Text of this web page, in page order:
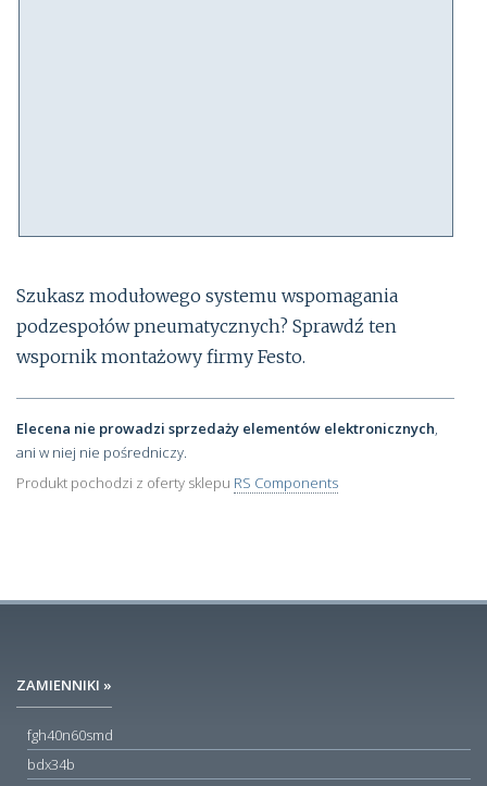
Szukasz modułowego systemu wspomagania
podzespołów pneumatycznych? Sprawdź ten
wspornik montażowy firmy Festo.
Elecena nie prowadzi sprzedaży elementów elektronicznych,
ani w niej nie pośredniczy.
Produkt pochodzi z oferty sklepu RS Components
ZAMIENNIKI »
fgh40n60smd
bdx34b